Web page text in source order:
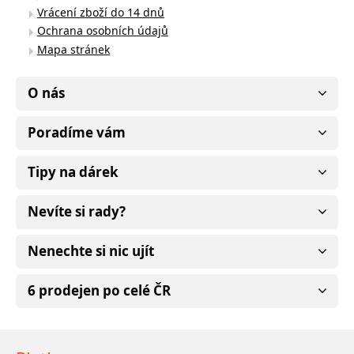
Vrácení zboží do 14 dnů
Ochrana osobních údajů
Mapa stránek
O nás
Poradíme vám
Tipy na dárek
Nevíte si rady?
Nenechte si nic ujít
6 prodejen po celé ČR